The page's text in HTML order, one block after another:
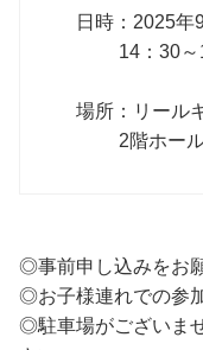
日時：2025
14：30～
場所：リール
2階ホー
◎事前申し込みをお
◎お子様連れでの参
◎駐車場がございま